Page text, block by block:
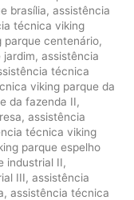
brasília, assistência
técnica viking
parque centenário,
jardim, assistência
técnica
viking parque da
da fazenda II,
, assistência
técnica viking
parque espelho
industrial II,
III, assistência
, assistência técnica